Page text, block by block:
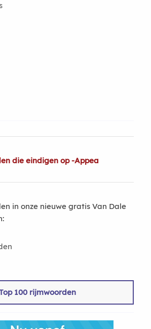
die eindigen op -Appea
in onze nieuwe gratis Van Dale
100 rijmwoorden